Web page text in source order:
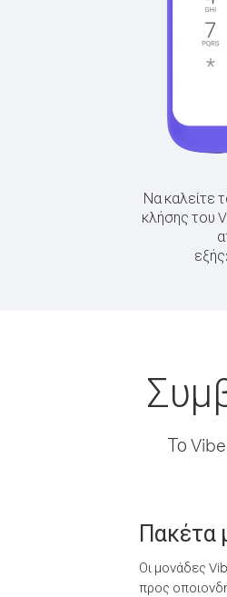
Να καλείτε
κλήσης του
εξής:
Το
Πακέτα
Οι μονάδες
προς